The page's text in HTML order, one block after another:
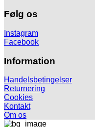
Følg os
Instagram
Facebook
Information
Handelsbetingelser
Returnering
Cookies
Kontakt
Om os